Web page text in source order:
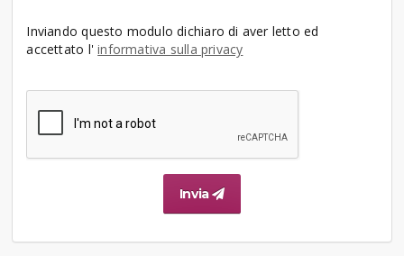
Inviando questo modulo dichiaro di aver letto ed
accettato l'informativa sulla privacy
Invia